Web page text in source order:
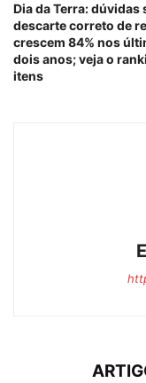
Dia da Terra: dúvidas
descarte correto de
crescem 84% nos
dois anos; veja o
itens